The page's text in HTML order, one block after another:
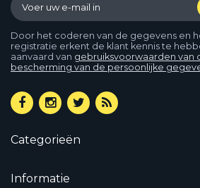
Door het coderen van de gegevens en
registratie erkent de klant kennis te
aanvaard van gebruiksvoorwaarden van
bescherming van de persoonlijke
Categorieën
Informatie